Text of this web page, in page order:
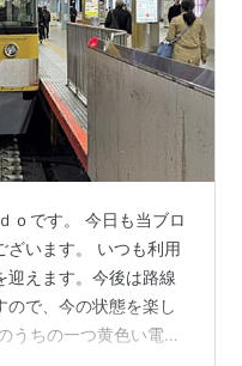
ｏです。 今日も当ブロ
ざいます。 いつも利用
迎えます。今後は路線
ので、今の状態を楽し
うちの一つ黄色い電車